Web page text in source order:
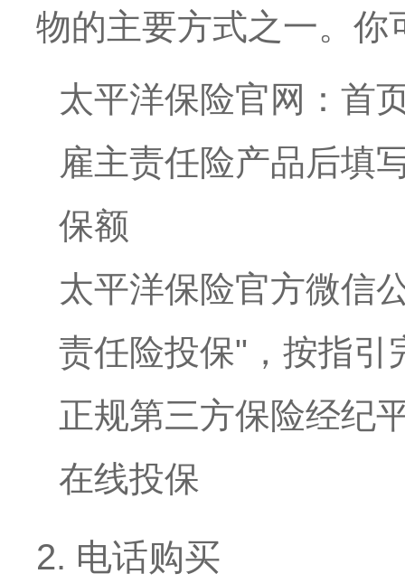
物的主要方式之一。你
太平洋保险官网：首
雇主责任险产品后填
保额
太平洋保险官方微信
责任险投保"，按指引
正规第三方保险经纪
在线投保
2. 电话购买